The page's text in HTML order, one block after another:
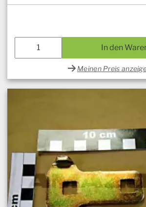
In den
Meinen Preis